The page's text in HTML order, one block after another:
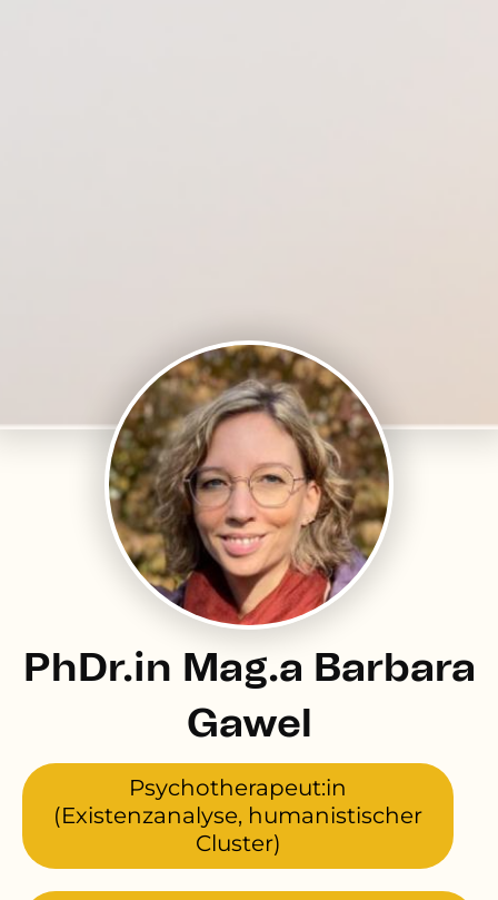
PhDr.in Mag.a Barbara
Gawel
Psychotherapeut:in
(Existenzanalyse, humanistischer
Cluster)